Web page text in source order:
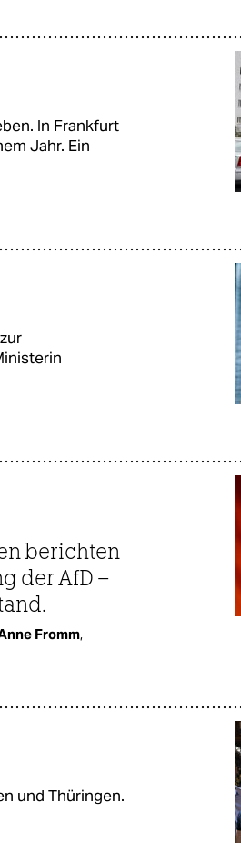
In Frankfurt
Jahr. Ein
berichten
der AfD –
Fromm,
und Thüringen.